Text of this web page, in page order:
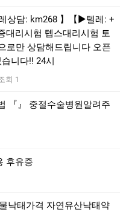
상담: km268 】【▶텔레: +
대리시험 텝스대리시험 토
로만 상담해드립니다 오픈
니다!! 24시
회 1
『』 중절수술병원알려주
후유증
낙태가격 자연유산낙­태약